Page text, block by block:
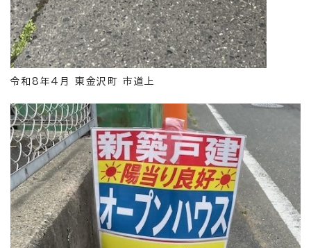
令和8年4月 東金沢町 市道上